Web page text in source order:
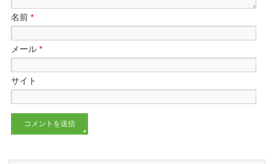
名前*
メール*
サイト